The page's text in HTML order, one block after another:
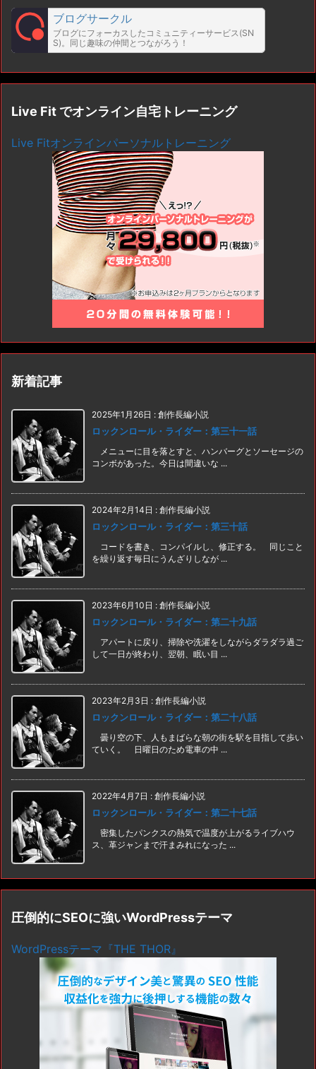
ブログサークル
ブログにフォーカスしたコミュニティーサービス(SN
S)。同じ趣味の仲間とつながろう！
Live Fit でオンライン自宅トレーニング
Live Fitオンラインパーソナルトレーニング
新着記事
2025年1月26日 : 創作長編小説
ロックンロール・ライダー：第三十一話
メニューに目を落とすと、ハンバーグとソーセージの
コンボがあった。今日は間違いな ...
2024年2月14日 : 創作長編小説
ロックンロール・ライダー：第三十話
コードを書き、コンパイルし、修正する。 同じこと
を繰り返す毎日にうんざりしなが ...
2023年6月10日 : 創作長編小説
ロックンロール・ライダー：第二十九話
アパートに戻り、掃除や洗濯をしながらダラダラ過ご
して一日が終わり、翌朝、眠い目 ...
2023年2月3日 : 創作長編小説
ロックンロール・ライダー：第二十八話
曇り空の下、人もまばらな朝の街を駅を目指して歩い
ていく。 日曜日のため電車の中 ...
2022年4月7日 : 創作長編小説
ロックンロール・ライダー：第二十七話
密集したパンクスの熱気で温度が上がるライブハウ
ス、革ジャンまで汗まみれになった ...
圧倒的にSEOに強いWordPressテーマ
WordPressテーマ『THE THOR』